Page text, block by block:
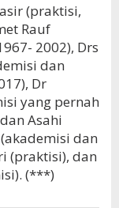
(praktisi,
Rauf
2002), Drs
dan
Dr
yang pernah
Asahi
dan
(praktisi), dan
(***)